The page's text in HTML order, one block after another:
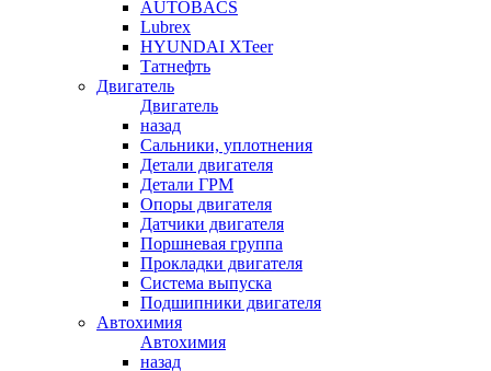
AUTOBACS
Lubrex
HYUNDAI XTeer
Татнефть
Двигатель
Двигатель
назад
Сальники, уплотнения
Детали двигателя
Детали ГРМ
Опоры двигателя
Датчики двигателя
Поршневая группа
Прокладки двигателя
Система выпуска
Подшипники двигателя
Автохимия
Автохимия
назад